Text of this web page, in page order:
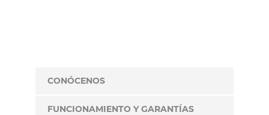
CONÓCENOS
FUNCIONAMIENTO Y GARANTÍAS